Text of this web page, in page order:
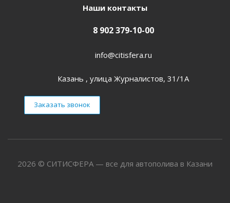
Наши контакты
8 902 379-10-00
info@citisfera.ru
Казань , улица Журналистов, 31/1А
Заказать звонок
2026 © СИТИСФЕРА — все для автополива в Казани